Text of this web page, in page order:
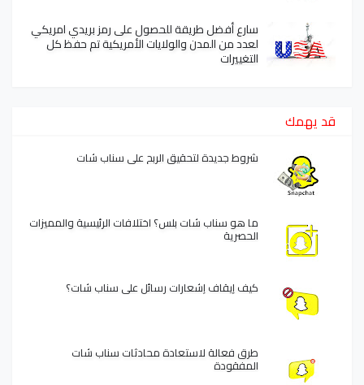
سارع أفضل طريقة للحصول على رمز بريدي امريكي
لعدد من المدن والولايات الأمريكية تم حفظ كل
التغييرات
قد يهمك
شروط جديدة لتحقيق الربح على سناب شات
ما هو سناب شات بلس؟ اختلافات الرئيسية والمميزات
الحصرية
كيف إيقاف إشعارات رسائل على سناب شات؟
طرق فعالة لاستعادة محادثات سناب شات
المفقودة